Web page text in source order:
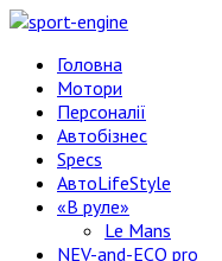
Головна
Мотори
Персоналії
Автобізнес
Specs
АвтоLifeStyle
«В руле»
Le Mans
NEV-and-ECO pro